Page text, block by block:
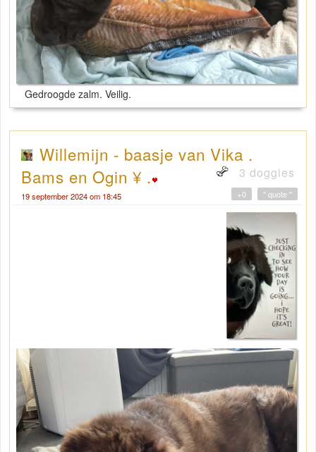
Gedroogde zalm. Veilig.
Willemijn - baasje van Vika .
Bams en Ogin ¥ .
3 doggies
19 september 2024 om 18:45 " quote "
+0